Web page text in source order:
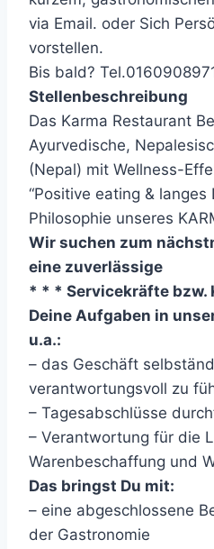
via Email. oder Sich
vorstellen.
Bis bald?
Stellenbeschreibung
Das Karma Restaurant
Ayurvedische,
(Nepal) mit Wellness-
“Positive eating & langes
Philosophie unseres
Wir suchen zum
eine zuverlässige
* * * Servicekräfte
Deine Aufgaben in
u.a.:
– das Geschäft
verantwortungsvoll zu
– Tagesabschlüsse
– Verantwortung für die
Warenbeschaffung und
Das bringst Du mit:
– eine abgeschlossene
der Gastronomie